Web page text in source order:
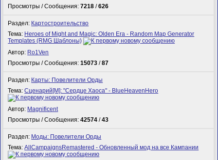
Просмотры / Сообщения:7218 /626
Раздел: Картостроительство
Тема: Heroes of Might and Magic: Olden Era - Random Map Generator
Templates (RMG Шаблоны)
Автор: Ro1Ven
Просмотры / Сообщения:15073 /87
Раздел: Карты: Повелители Орды
Тема:Сценарий[M]: "Сердце Хаоса" - BlueHeavenHero
Автор: Magnificent
Просмотры / Сообщения:42574 /43
Раздел: Моды: Повелители Орды
Тема:AllCampaignsRemastered - Обновленный мод на все Кампании